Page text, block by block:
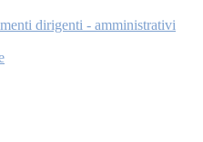
dirigenti - amministrativi